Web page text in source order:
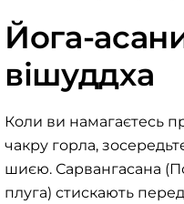
Йога-
вішуддха
Коли ви намагаєтесь
чакру горла,
шиєю. Сарвангасана
плуга) стискають